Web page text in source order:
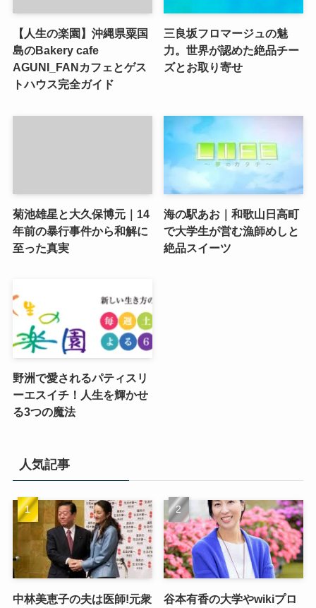
【人生の楽園】沖縄県粟国
島のBakery cafe
AGUNI_FANカフェとゲス
トハウス完全ガイド
三良坂フロマージュの魅
力。世界が認めた絶品チー
ズとお取り寄せ
菊池雄星と大久保博元｜14
年前の暴行事件から和解に
至った真実
海の駅あお｜和歌山日高町
で大学生が営む漁師めしと
絶品スイーツ
野洲で愛されるパティスリ
ーエスイチ！人生を輝かせ
る3つの魔法
人気記事
中林美恵子の夫は医師!元衆
谷本有香の大学やwikiプロ